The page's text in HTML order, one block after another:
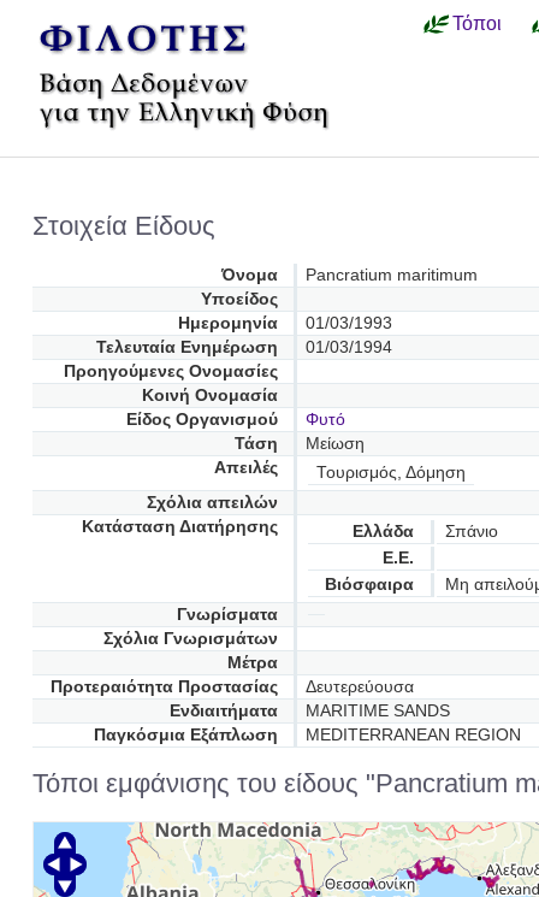
Τόποι
Στοιχεία Είδους
Όνομα
Pancratium maritimum
Υποείδος
Ημερομηνία
01/03/1993
Τελευταία Ενημέρωση
01/03/1994
Προηγούμενες Oνομασίες
Κοινή Ονομασία
Είδος Οργανισμού
Φυτό
Τάση
Μείωση
Απειλές
Τουρισμός, Δόμηση
Σχόλια απειλών
Κατάσταση Διατήρησης
Ελλάδα
Σπάνιο
Ε.Ε.
Βιόσφαιρα
Μη
Γνωρίσματα
Σχόλια Γνωρισμάτων
Μέτρα
Προτεραιότητα Προστασίας
Δευτερεύουσα
Ενδιαιτήματα
MARITIME SANDS
Παγκόσμια Εξάπλωση
MEDITERRANEAN REGION
Τόποι εμφάνισης του είδους "Pancratium